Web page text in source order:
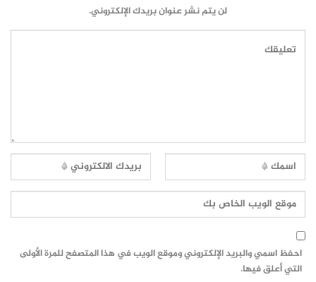
لن يتم نشر عنوان بريدك الإلكتروني.
احفظ اسمي والبريد الإلكتروني وموقع الويب في هذا المتصفح للمرة الأولى
التي أعلق فيها.